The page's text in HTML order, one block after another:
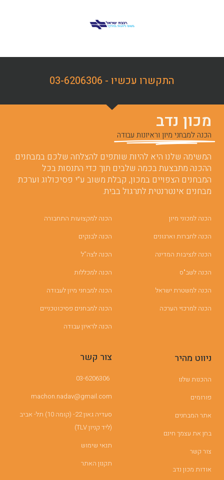
התקשרו עכשיו - 03-6206306
מכון נדב
הכנה למבחני מיון וראיונות עבודה
המשימה שלנו היא להיות שותפים להצלחה שלכם במבחנים.
ההכנה מתבצעת בכמה שלבים תוך כדי התנסות בכל
המבחנים הצפויים במכון, קבלת משוב ע”י פסיכולוג וערכת
מבחנים אינטרנטית לתרגול בבית.
הכנה למכוני מיון
הכנה לחברות וארגונים
הכנה לנציבות המדינה
הכנה לשב"ס
הכנה למשטרת ישראל
הכנה למרכזי הערכה
הכנה למקצועות התחבורה
הכנה לבנקים
הכנה לצה”ל
הכנה למכללות
הכנה למבחני מיון לעבודה
הכנה למבחנים פסיכוטכניים
הכנה לראיון עבודה
ניווט מהיר
ההכנות שלנו
פורומים
אתר המבחנים
בחן את עצמך חינם
צור קשר
אודות מכון נדב
צור קשר
03-6206306
machon.nadav@gmail.com
סעדיה גאון 22- (קומה 10) תל- אביב
(ליד קניון TLV)
תנאי שימוש
תקנון האתר